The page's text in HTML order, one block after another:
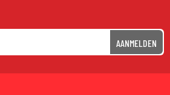
AANMELDEN